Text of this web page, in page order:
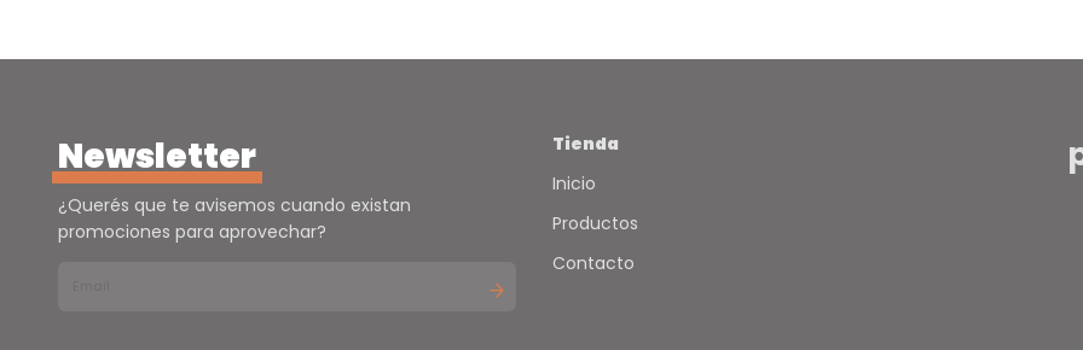
Newsletter
¿Querés que te avisemos cuando existan
promociones para aprovechar?
Tienda
Inicio
Productos
Contacto